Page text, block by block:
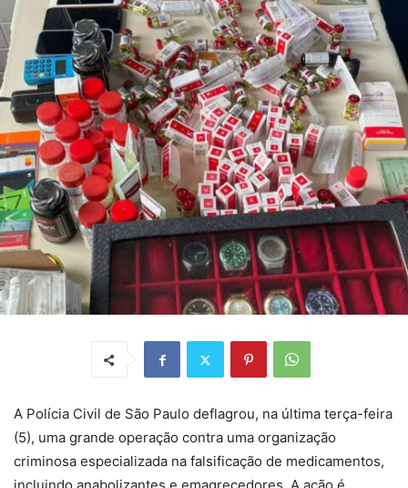
A Polícia Civil de São Paulo deflagrou, na última terça-feira
(5), uma grande operação contra uma organização
criminosa especializada na falsificação de medicamentos,